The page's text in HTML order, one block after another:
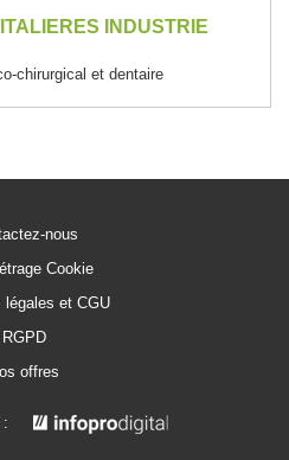
INDUSTRIE
chirurgical et dentaire
nous
Cookie
légales et CGU
RGPD
offres
: